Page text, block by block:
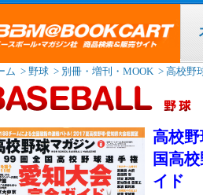
ム > 野球 > 別冊・増刊・MOOK > 高校野
高校
国高
イド